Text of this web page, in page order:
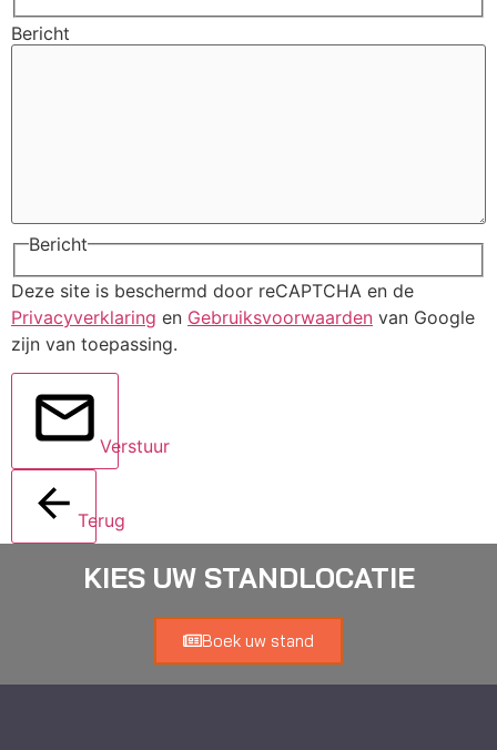
Bericht
Bericht
Deze site is beschermd door reCAPTCHA en de
Privacyverklaring en Gebruiksvoorwaarden van Google
zijn van toepassing.
Verstuur
Terug
KIES UW STANDLOCATIE
Boek uw stand